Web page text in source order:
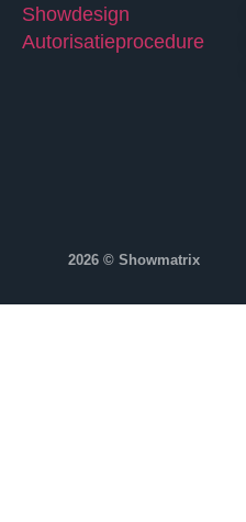
Showdesign
Autorisatieprocedure
2026 © Showmatrix